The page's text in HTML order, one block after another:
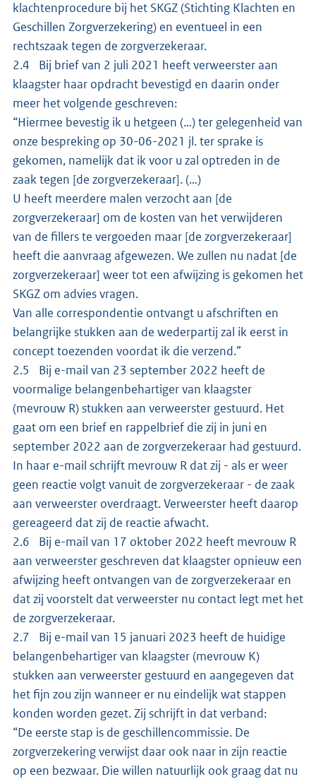
klachtenprocedure bij het SKGZ (Stichting Klachten en
Geschillen Zorgverzekering) en eventueel in een
rechtszaak tegen de zorgverzekeraar.
2.4 Bij brief van 2 juli 2021 heeft verweerster aan
klaagster haar opdracht bevestigd en daarin onder
meer het volgende geschreven:
“Hiermee bevestig ik u hetgeen (…) ter gelegenheid van
onze bespreking op 30-06-2021 jl. ter sprake is
gekomen, namelijk dat ik voor u zal optreden in de
zaak tegen [de zorgverzekeraar]. (…)
U heeft meerdere malen verzocht aan [de
zorgverzekeraar] om de kosten van het verwijderen
van de fillers te vergoeden maar [de zorgverzekeraar]
heeft die aanvraag afgewezen. We zullen nu nadat [de
zorgverzekeraar] weer tot een afwijzing is gekomen het
SKGZ om advies vragen.
Van alle correspondentie ontvangt u afschriften en
belangrijke stukken aan de wederpartij zal ik eerst in
concept toezenden voordat ik die verzend.”
2.5 Bij e-mail van 23 september 2022 heeft de
voormalige belangenbehartiger van klaagster
(mevrouw R) stukken aan verweerster gestuurd. Het
gaat om een brief en rappelbrief die zij in juni en
september 2022 aan de zorgverzekeraar had gestuurd.
In haar e-mail schrijft mevrouw R dat zij - als er weer
geen reactie volgt vanuit de zorgverzekeraar - de zaak
aan verweerster overdraagt. Verweerster heeft daarop
gereageerd dat zij de reactie afwacht.
2.6 Bij e-mail van 17 oktober 2022 heeft mevrouw R
aan verweerster geschreven dat klaagster opnieuw een
afwijzing heeft ontvangen van de zorgverzekeraar en
dat zij voorstelt dat verweerster nu contact legt met het
de zorgverzekeraar.
2.7 Bij e-mail van 15 januari 2023 heeft de huidige
belangenbehartiger van klaagster (mevrouw K)
stukken aan verweerster gestuurd en aangegeven dat
het fijn zou zijn wanneer er nu eindelijk wat stappen
konden worden gezet. Zij schrijft in dat verband:
“De eerste stap is de geschillencommissie. De
zorgverzekering verwijst daar ook naar in zijn reactie
op een bezwaar. Die willen natuurlijk ook graag dat nu